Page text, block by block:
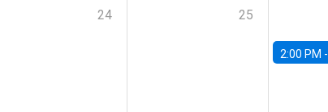
24 25
2:00 PM -